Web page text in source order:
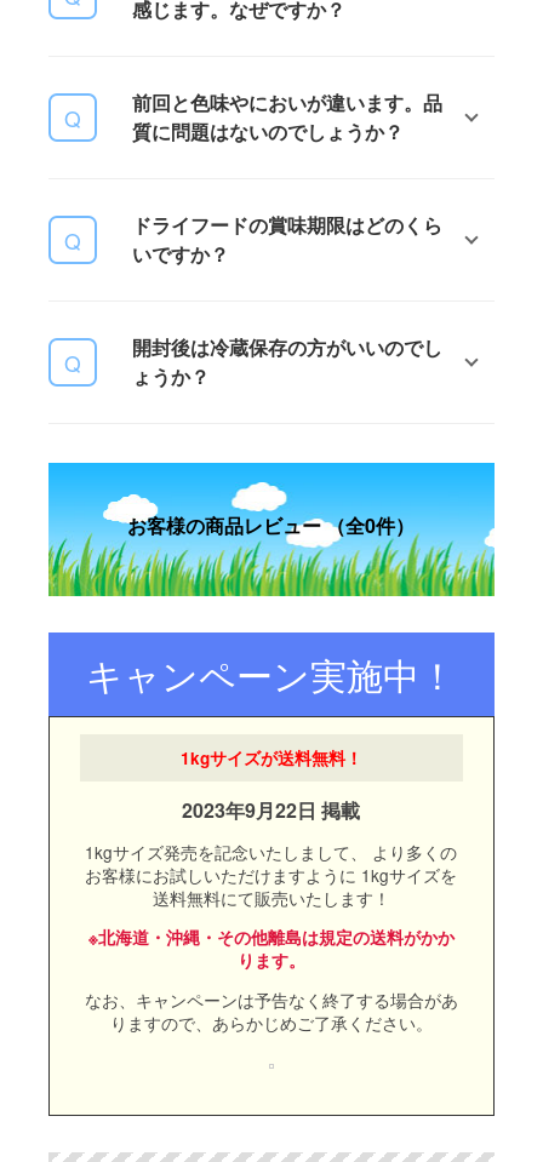
ん。3Dミートや、4Dミート (死亡、
ての使用が禁止されているものや、
その他の廃棄物は一切使用しており
ませんのでご安心くださいませ。
感じます。なぜですか？
が製造ロットにより若干異なる場合
がございます。オールナチュラルな
関係でまったく同じものを作ること
ができません。オールナチュラル製
前回と色味やにおいが違います。品
質に問題はないのでしょうか？
ュラルな原材料を使用しており、フ
ードの色味や風味を統一するための
ットや賞味期限等で色味や風味が異
なる場合がございますが品質には問
徴としてご理解いただければと思い
ます。
ドライフードの賞味期限はどのくら
いですか？
す。パッケージに英語で表記してい
ます。開封後は、天然原料で酸化防
しています。
開封後は冷蔵保存の方がいいのでし
ょうか？
めていただき、日の当たらない涼し
い場所 (冷暗所) に保存していただく
ことを推奨しています。冷蔵庫で保
管される場合は出し入れの際の温度
お客様の商品レビュー （全0件）
1kgサイズが送料無料！
2023年9月22日 掲載
1kgサイズ発売を記念いたしまして、
より多くの
お客様にお試しいただけますように 1kgサイズを
送料無料にて販売いたします！
※北海道・沖縄・その他離島は規定の送料がかか
ります。
なお、キャンペーンは予告なく終了する場合があ
りますので、あらかじめご了承ください。